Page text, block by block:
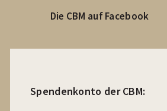
Die CBM auf Facebook
Spendenkonto der CBM: